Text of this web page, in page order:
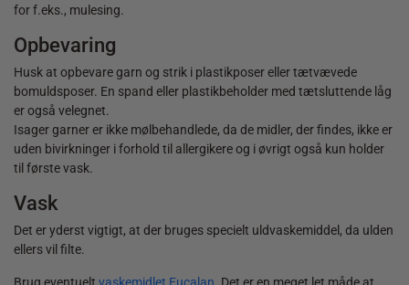
for f.eks., mulesing.
Opbevaring
Husk at opbevare garn og strik i plastikposer eller tætvævede
bomuldsposer. En spand eller plastikbeholder med tætsluttende låg
er også velegnet.
Isager garner er ikke mølbehandlede, da de midler, der findes, ikke er
uden bivirkninger i forhold til allergikere og i øvrigt også kun holder
til første vask.
Vask
Det er yderst vigtigt, at der bruges specielt uldvaskemiddel, da ulden
ellers vil filte.
Brug eventuelt vaskemidlet Eucalan. Det er en meget let måde at